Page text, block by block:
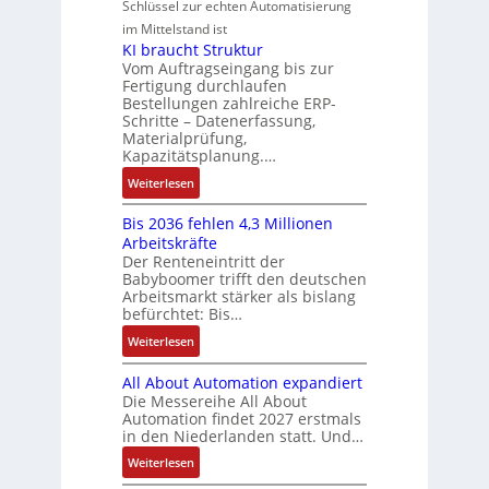
o
e
n
a
u
f
n
a
h
m
e
,
g
p
ä
g
t
d
u
a
n
u
c
C
N
C
-
s
e
m
e
e
s
c
h
ä
f
t
s
f
ü
h
r
e
r
z
u
m
V
o
r
s
t
a
s
t
è
m
e
s
:
Q
2
E
r
g
e
b
n
i
s
s
e
b
e
s
t
r
V
e
r
t
r
i
e
b
s
-
u
n
d
M
a
r
k
e
t
i
n
Schlüssel zur echten Automatisierung
im Mittelstand ist
KI braucht Struktur
Vom Auftragseingang bis zur
Fertigung durchlaufen
Bestellungen zahlreiche ERP-
Schritte – Datenerfassung,
Materialprüfung,
Kapazitätsplanung.…
Weiterlesen:
K
I
b
r
a
u
c
h
t
S
t
r
u
k
Bis 2036 fehlen 4,3 Millionen
Arbeitskräfte
Der Renteneintritt der
Babyboomer trifft den deutschen
Arbeitsmarkt stärker als bislang
befürchtet: Bis…
Weiterlesen:
B
i
s
2
0
3
6
All About Automation expandiert
Die Messereihe All About
Automation findet 2027 erstmals
in den Niederlanden statt. Und…
Weiterlesen:
A